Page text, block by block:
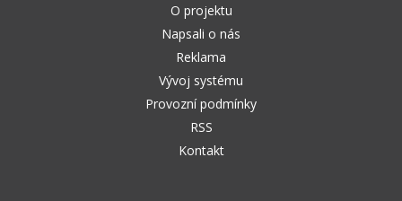
O projektu
Napsali o nás
Reklama
Vývoj systému
Provozní podmínky
RSS
Kontakt